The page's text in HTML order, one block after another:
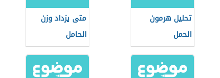
تحليل هرمون
الحمل
متى يزداد وزن
الحامل